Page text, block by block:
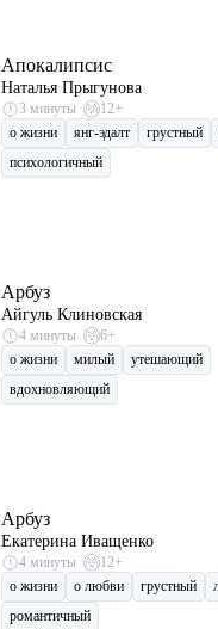
Апокалипсис
Наталья Прыгунова
3 минуты
12+
о жизни
янг-эдалт грустный
психологичный
Арбуз
Айгуль Клиновская
4 минуты
6+
о жизни
милый
утешающий
вдохновляющий
Арбуз
Екатерина Иващенко
4 минуты
12+
о жизни
о любви грустный
романтичный